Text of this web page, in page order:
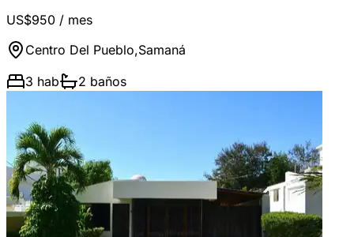
US$950 / mes
Centro Del Pueblo,Samaná
3 hab 2 baños